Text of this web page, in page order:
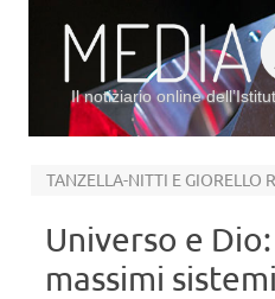
Il notiziario online
Universo e
massimi sistemi